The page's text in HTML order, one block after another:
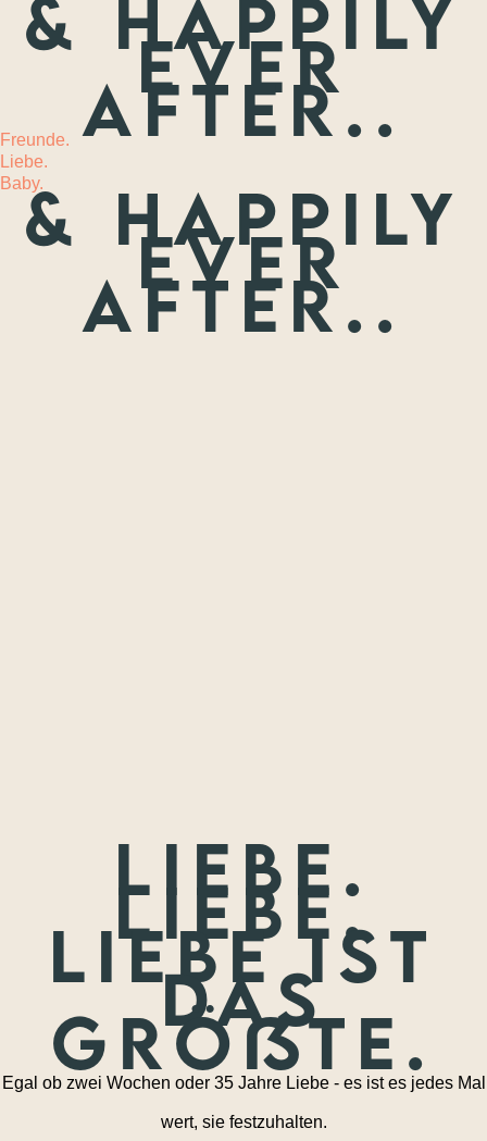
MEHR
& happily
ever
after..
Freunde.
Liebe.
Baby.& happily
ever
after..
Liebe.
Liebe.
Liebe ist
das
größte.
Egal ob zwei Wochen oder 35 Jahre Liebe - es ist es jedes Mal
wert, sie festzuhalten.